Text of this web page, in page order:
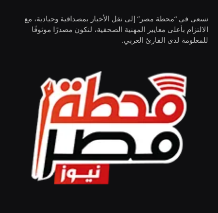
نسعى في “محطة مصر” إلى نقل الأخبار بمصداقية وحيادية، مع
الالتزام بأعلى معايير المهنية الصحفية، لنكون مصدرًا موثوقًا
للمعلومة لدى القارئ العربي.